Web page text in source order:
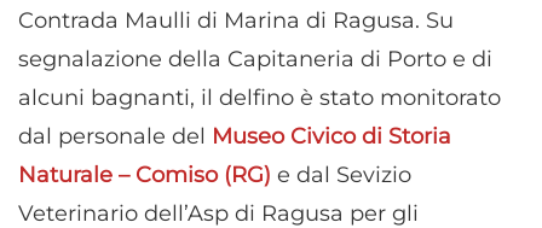
Contrada Maulli di Marina di Ragusa. Su
segnalazione della Capitaneria di Porto e di
alcuni bagnanti, il delfino è stato monitorato
dal personale del Museo Civico di Storia
Naturale – Comiso (RG) e dal Sevizio
Veterinario dell’Asp di Ragusa per gli